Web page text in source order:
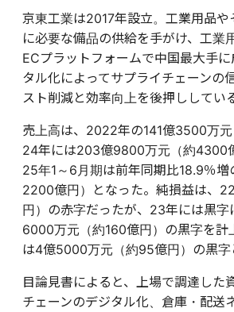
京東工業は2017年設立。工業用品
に必要な備品の供給を手がけ、工業
ECプラットフォームで中国最大手
タル化によってサプライチェーンの
スト削減と効率向上を後押ししてい
売上高は、2022年の141億3500万
24年には203億9800万元（約4300
25年1～6月期は前年同期比18.9％
2200億円）となった。純損益は、
円）の赤字だったが、23年には黒
6000万元（約160億円）の黒字を計
は4億5000万元（約95億円）の黒字
目論見書によると、上場で調達した
チェーンのデジタル化、倉庫・配送